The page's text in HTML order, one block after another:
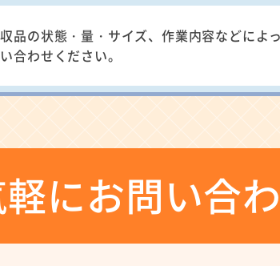
の状態・量・サイズ、作業内容などによ
合わせください。
にお問い合